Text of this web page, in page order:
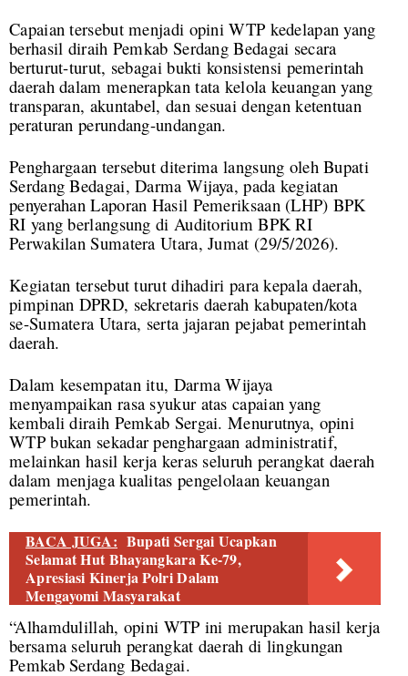
Capaian tersebut menjadi opini WTP kedelapan yang
berhasil diraih Pemkab Serdang Bedagai secara
berturut-turut, sebagai bukti konsistensi pemerintah
daerah dalam menerapkan tata kelola keuangan yang
transparan, akuntabel, dan sesuai dengan ketentuan
peraturan perundang-undangan.
Penghargaan tersebut diterima langsung oleh Bupati
Serdang Bedagai, Darma Wijaya, pada kegiatan
penyerahan Laporan Hasil Pemeriksaan (LHP) BPK
RI yang berlangsung di Auditorium BPK RI
Perwakilan Sumatera Utara, Jumat (29/5/2026).
Kegiatan tersebut turut dihadiri para kepala daerah,
pimpinan DPRD, sekretaris daerah kabupaten/kota
se-Sumatera Utara, serta jajaran pejabat pemerintah
daerah.
Dalam kesempatan itu, Darma Wijaya
menyampaikan rasa syukur atas capaian yang
kembali diraih Pemkab Sergai. Menurutnya, opini
WTP bukan sekadar penghargaan administratif,
melainkan hasil kerja keras seluruh perangkat daerah
dalam menjaga kualitas pengelolaan keuangan
pemerintah.
BACA JUGA: Bupati Sergai Ucapkan
Selamat Hut Bhayangkara Ke-79,
Apresiasi Kinerja Polri Dalam
Mengayomi Masyarakat
“Alhamdulillah, opini WTP ini merupakan hasil kerja
bersama seluruh perangkat daerah di lingkungan
Pemkab Serdang Bedagai.